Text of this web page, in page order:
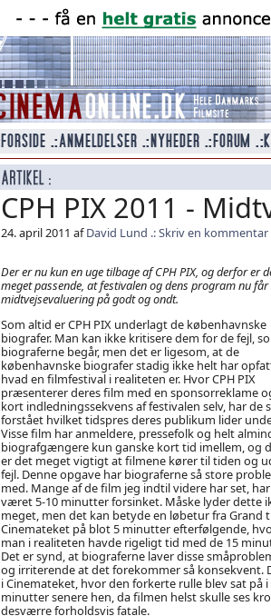
CPH PIX 2011 -
24. april 2011 afDavid Lund Skriv en kommentar
Der er nu kun en uge tilbage af CPH PIX, og derfor er
meget passende, at festivalen og dens program nu får
midtvejsevaluering på godt og ondt.
Som altid er CPH PIX underlagt de københavnske
biografer. Man kan ikke kritisere dem for de fejl,
biograferne begår, men det er ligesom, at de
københavnske biografer stadig ikke helt har
hvad en filmfestival i realiteten er. Hvor CPH PIX
præsenterer deres film med en sponsorreklame
kort indledningssekvens af festivalen selv, har de
forstået hvilket tidspres deres publikum lider
Visse film har anmeldere, pressefolk og helt
biografgængere kun ganske kort tid imellem, og
er det meget vigtigt at filmene kører til tiden og
fejl. Denne opgave har biograferne så store
med. Mange af de film jeg indtil videre har set, har
været 5-10 minutter forsinket. Måske lyder dette
meget, men det kan betyde en løbetur fra Grand
Cinemateket på blot 5 minutter efterfølgende,
man i realiteten havde rigeligt tid med de 15
Det er synd, at biograferne laver disse
og irriterende at det forekommer så konsekvent.
i Cinemateket, hvor den forkerte rulle blev sat på
minutter senere hen, da filmen helst skulle ses
desværre forholdsvis fatale.